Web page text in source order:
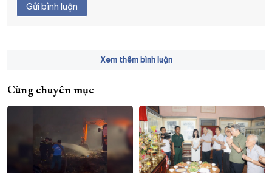
Gửi bình luận
Xem thêm bình luận
Cùng chuyên mục